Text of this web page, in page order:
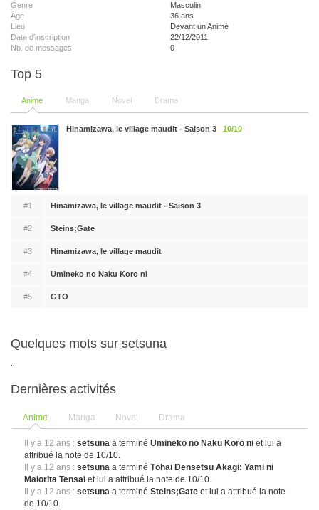
Genre
Masculin
Âge
36 ans
Lieu
Devant un Animé
Date d'inscription
22/12/2011
Nb. de messages
0
Top 5
Anime Manga Novel Drama
Hinamizawa, le village maudit - Saison 3 10/10
#1 Hinamizawa, le village maudit - Saison 3
#2 Steins;Gate
#3 Hinamizawa, le village maudit
#4 Umineko no Naku Koro ni
#5 GTO
Quelques mots sur setsuna
Dernières activités
Anime Manga Novel Drama
Il y a 12 ans : setsuna a terminéUmineko no Naku Koro ni et lui a
attribué la note de 10/10.
Il y a 12 ans : setsuna a terminéTōhai Densetsu Akagi: Yami ni
Maiorita Tensai et lui a attribué la note de 10/10.
Il y a 12 ans : setsuna a terminéSteins;Gate et lui a attribué la note
de 10/10.